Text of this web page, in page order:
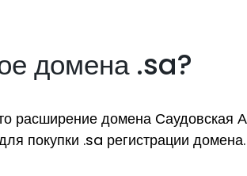
домена .sa?
расширение домена Саудовская
покупки .sa регистрации домена.